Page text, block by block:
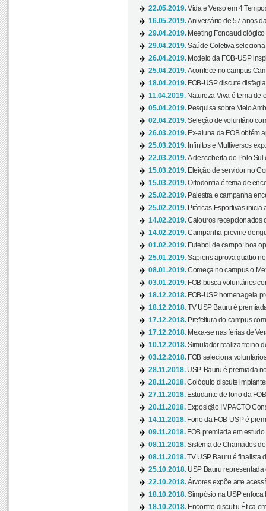
22.05.2019.Vida e Verso em 4
16.05.2019.Aniversário de 57 anos
29.04.2019. Meeting
29.04.2019.Saúde Coletiva
26.04.2019. Modelo da FOB-USP
25.04.2019.Acontece no campus
18.04.2019. FOB-USP discute
11.04.2019. Natureza Viva é tema de
05.04.2019. Pesquisa sobre Meio
02.04.2019.Seleção de voluntário
26.03.2019. Ex-aluna da FOB obtém
25.03.2019. Infinitos e Multiversos
22.03.2019.A descoberta do Polo Sul
15.03.2019. Eleição de servidor no
15.03.2019.Ortodontia é tema de
25.02.2019. Palestra e campanha
25.02.2019. Práticas Esportivas inicia
14.02.2019.Calouros recepcionados
14.02.2019.Campanha previne
01.02.2019. Futebol de campo: boa
25.01.2019.Sapiens aprova quatro
08.01.2019.Começa no campus o
03.01.2019. FOB busca voluntários
18.12.2018. FOB-USP homenageia
18.12.2018.TV USP Bauru é
17.12.2018. Prefeitura do campus
17.12.2018. Mexa-se nas férias de
10.12.2018.Simulador realiza treino
03.12.2018. FOB seleciona
28.11.2018. USP-Bauru é premiada
28.11.2018.Colóquio discute
27.11.2018. Estudante de fono da
20.11.2018. Exposição IMPACTO
14.11.2018. Fono da FOB-USP é
09.11.2018. FOB premiada em estudo
08.11.2018.Sistema de Chamados
08.11.2018.TV USP Bauru é finalista
25.10.2018. USP Bauru representada
22.10.2018.Árvores expõe arte
18.10.2018.Simpósio na USP enfoca
18.10.2018. Encontro discutiu Ética